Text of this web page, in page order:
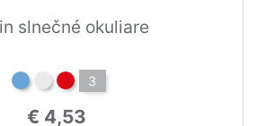
slnečné okuliare
3
€ 4,53